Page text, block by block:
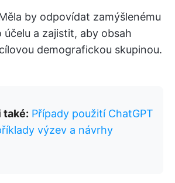
by odpovídat zamýšlenému
účelu a zajistit, aby obsah
demografickou skupinou.
také: Případy použití ChatGPT
výzev a návrhy